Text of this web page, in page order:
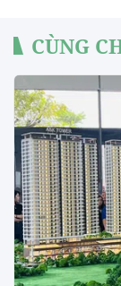
CÙNG